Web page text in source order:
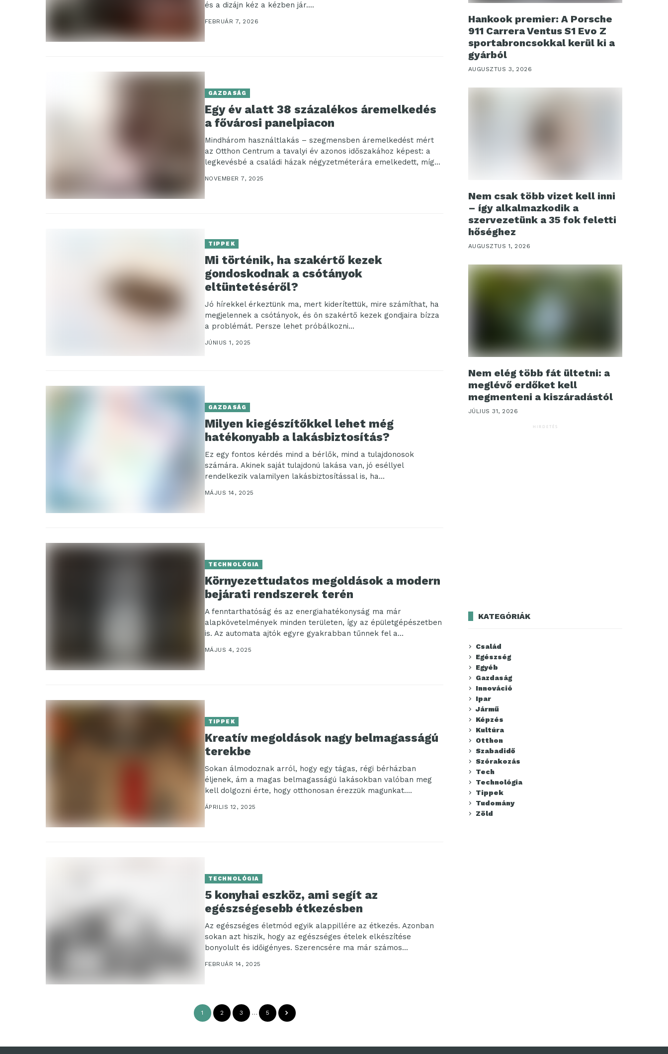
és a dizájn kéz a kézben jár....
FEBRUÁR 7, 2026
GAZDASÁG
Egy év alatt 38 százalékos áremelkedés
a fővárosi panelpiacon
Mindhárom használtlakás – szegmensben áremelkedést mért
az Otthon Centrum a tavalyi év azonos időszakához képest: a
legkevésbé a családi házak négyzetméterára emelkedett, míg...
NOVEMBER 7, 2025
TIPPEK
Mi történik, ha szakértő kezek
gondoskodnak a csótányok
eltüntetéséről?
Jó hírekkel érkeztünk ma, mert kiderítettük, mire számíthat, ha
megjelennek a csótányok, és ön szakértő kezek gondjaira bízza
a problémát. Persze lehet próbálkozni...
JÚNIUS 1, 2025
GAZDASÁG
Milyen kiegészítőkkel lehet még
hatékonyabb a lakásbiztosítás?
Ez egy fontos kérdés mind a bérlők, mind a tulajdonosok
számára. Akinek saját tulajdonú lakása van, jó eséllyel
rendelkezik valamilyen lakásbiztosítással is, ha...
MÁJUS 14, 2025
TECHNOLÓGIA
Környezettudatos megoldások a modern
bejárati rendszerek terén
A fenntarthatóság és az energiahatékonyság ma már
alapkövetelmények minden területen, így az épületgépészetben
is. Az automata ajtók egyre gyakrabban tűnnek fel a
különböző...
MÁJUS 4, 2025
TIPPEK
Kreatív megoldások nagy belmagasságú
terekbe
Sokan álmodoznak arról, hogy egy tágas, régi bérházban
éljenek, ám a magas belmagasságú lakásokban valóban meg
kell dolgozni érte, hogy otthonosan érezzük magunkat....
ÁPRILIS 12, 2025
TECHNOLÓGIA
5 konyhai eszköz, ami segít az
egészségesebb étkezésben
Az egészséges életmód egyik alappillére az étkezés. Azonban
sokan azt hiszik, hogy az egészséges ételek elkészítése
bonyolult és időigényes. Szerencsére ma már számos...
FEBRUÁR 14, 2025
1 2 3 … 5
Hankook premier: A Porsche
911 Carrera Ventus S1 Evo Z
sportabroncsokkal kerül ki a
gyárból
AUGUSZTUS 3, 2026
Nem csak több vizet kell inni
– így alkalmazkodik a
szervezetünk a 35 fok feletti
hőséghez
AUGUSZTUS 1, 2026
Nem elég több fát ültetni: a
meglévő erdőket kell
megmenteni a kiszáradástól
JÚLIUS 31, 2026
HIRDETÉS
KATEGÓRIÁK
Család
Egészség
Egyéb
Gazdaság
Innováció
Ipar
Jármű
Képzés
Kultúra
Otthon
Szabadidő
Szórakozás
Tech
Technológia
Tippek
Tudomány
Zöld